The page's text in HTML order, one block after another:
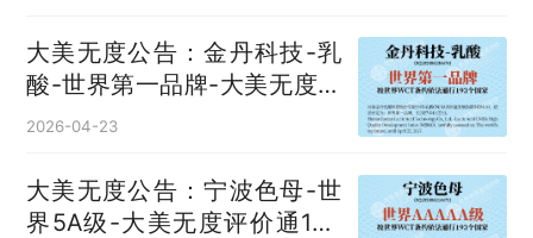
大美无度公告：金丹科技-乳
酸‌-世界第一品牌-大美无度评
价通193国
2026-04-23
大美无度公告：宁波色母-世
界5A级-大美无度评价通193